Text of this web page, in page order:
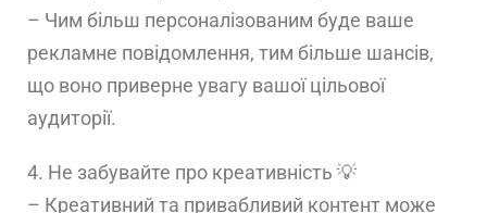
– Чим більш персоналізованим буде ваше
рекламне повідомлення, тим більше шансів,
що воно приверне увагу вашої цільової
аудиторії.
4. Не забувайте про креативність 💡
– Креативний та привабливий контент може